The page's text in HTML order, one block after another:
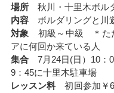
場所秋川・十里木ボル
内容ボルダリングと川
対象 初級～中級 ＊た
アに何回か来ている人
集合7月24日(日）10：
9：45に十里木駐車場
レッスン料 初回参加￥